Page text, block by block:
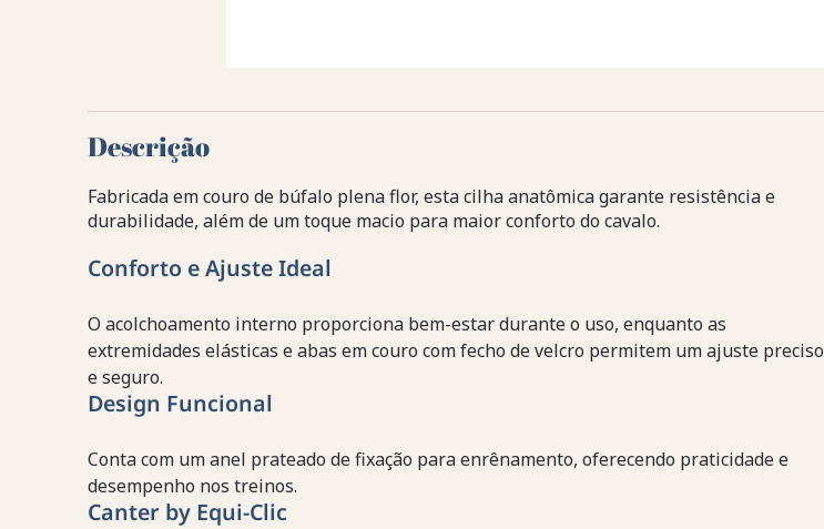
Descrição
Fabricada em couro de búfalo plena flor, esta cilha anatômica garante resistência e
durabilidade, além de um toque macio para maior conforto do cavalo.
Conforto e Ajuste Ideal
O acolchoamento interno proporciona bem-estar durante o uso, enquanto as
extremidades elásticas e abas em couro com fecho de velcro permitem um ajuste preciso
e seguro.
Design Funcional
Conta com um anel prateado de fixação para enrênamento, oferecendo praticidade e
desempenho nos treinos.
Canter by Equi-Clic